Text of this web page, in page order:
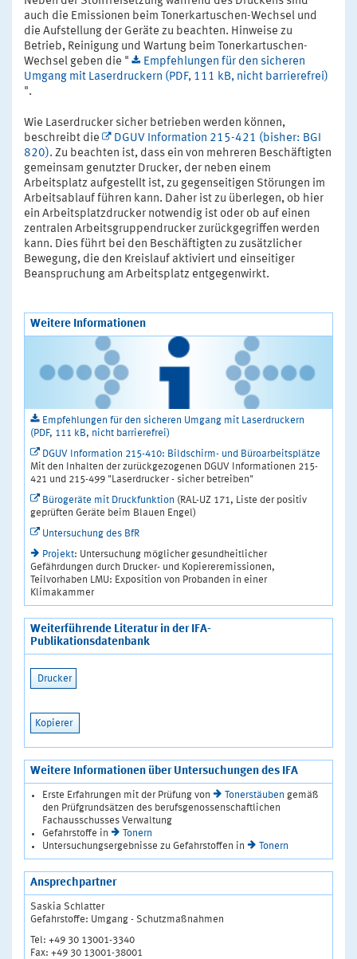
auch die Emissionen beim Tonerkartuschen-Wechsel und
die Aufstellung der Geräte zu beachten. Hinweise zu
Betrieb, Reinigung und Wartung beim Tonerkartuschen-
Wechsel geben die "
Empfehlungen für den sicheren
Umgang mit Laserdruckern (PDF, 111 kB, nicht barrierefrei)
".
Wie Laserdrucker sicher betrieben werden können,
beschreibt die
DGUV Information 215-421 (bisher: BGI
820). Zu beachten ist, dass ein von mehreren Beschäftigten
gemeinsam genutzter Drucker, der neben einem
Arbeitsplatz aufgestellt ist, zu gegenseitigen Störungen im
Arbeitsablauf führen kann. Daher ist zu überlegen, ob hier
ein Arbeitsplatzdrucker notwendig ist oder ob auf einen
zentralen Arbeitsgruppendrucker zurückgegriffen werden
kann. Dies führt bei den Beschäftigten zu zusätzlicher
Bewegung, die den Kreislauf aktiviert und einseitiger
Beanspruchung am Arbeitsplatz entgegenwirkt.
Weitere Informationen
Empfehlungen für den sicheren Umgang mit Laserdruckern
(PDF, 111 kB, nicht barrierefrei)
DGUV Information 215-410: Bildschirm- und Büroarbeitsplätze
Mit den Inhalten der zurückgezogenen DGUV Informationen 215-
421 und 215-499 "Laserdrucker - sicher betreiben"
Bürogeräte mit Druckfunktion (RAL-UZ 171, Liste der positiv
geprüften Geräte beim Blauen Engel)
Untersuchung des BfR
Projekt: Untersuchung möglicher gesundheitlicher
Gefährdungen durch Drucker- und Kopiereremissionen,
Teilvorhaben LMU: Exposition von Probanden in einer
Klimakammer
Weiterführende Literatur in der IFA-
Publikationsdatenbank
Drucker
Kopierer
Weitere Informationen über Untersuchungen des IFA
Erste Erfahrungen mit der Prüfung von Tonerstäuben gemäß
den Prüfgrundsätzen des berufsgenossenschaftlichen
Fachausschusses Verwaltung
Gefahrstoffe in
Tonern
Untersuchungsergebnisse zu Gefahrstoffen in
Tonern
Ansprechpartner
Saskia Schlatter
Gefahrstoffe: Umgang - Schutzmaßnahmen
Tel: +49 30 13001-3340
Fax: +49 30 13001-38001